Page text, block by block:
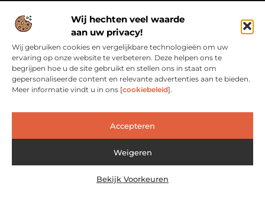
Wij hechten veel waarde
aan uw privacy!
Wij gebruiken cookies en vergelijkbare technologieën om uw
ervaring op onze website te verbeteren. Deze helpen ons te
begrijpen hoe u de site gebruikt en stellen ons in staat om
gepersonaliseerde content en relevante advertenties aan te bieden.
Meer informatie vindt u in ons [cookiebeleid].
Accepteren
Weigeren
Bekijk Voorkeuren
Over Cn-flex
Cn-flex.nl – Altijd in beweging – verhalen voor elke dag.
Ontdek inspirerende blogs en artikelen die het dagelijks leven
in al zijn facetten belichten.
Bericht categorie
@2025 www.cn-flex.nl. All Right Reserved.